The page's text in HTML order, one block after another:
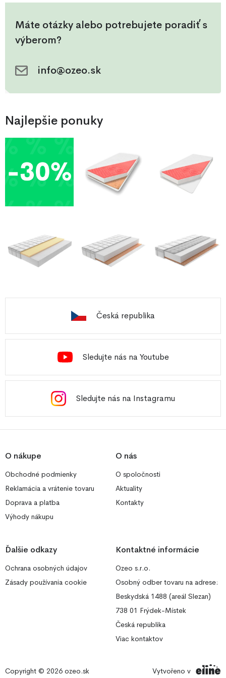
Máte otázky alebo potrebujete poradiť s
výberom?
info@ozeo.sk
Najlepšie ponuky
Česká republika
Sledujte nás na Youtube
Sledujte nás na Instagramu
O nákupe
Obchodné podmienky
Reklamácia a vrátenie tovaru
Doprava a platba
Výhody nákupu
O nás
O spoločnosti
Aktuality
Kontakty
Ďalšie odkazy
Ochrana osobných údajov
Zásady používania cookie
Kontaktné informácie
Ozeo s.r.o.
Osobný odber tovaru na adrese:
Beskydská 1488 (areál Slezan)
738 01 Frýdek-Místek
Česká republika
Viac kontaktov
Copyright © 2026 ozeo.sk Vytvořeno v